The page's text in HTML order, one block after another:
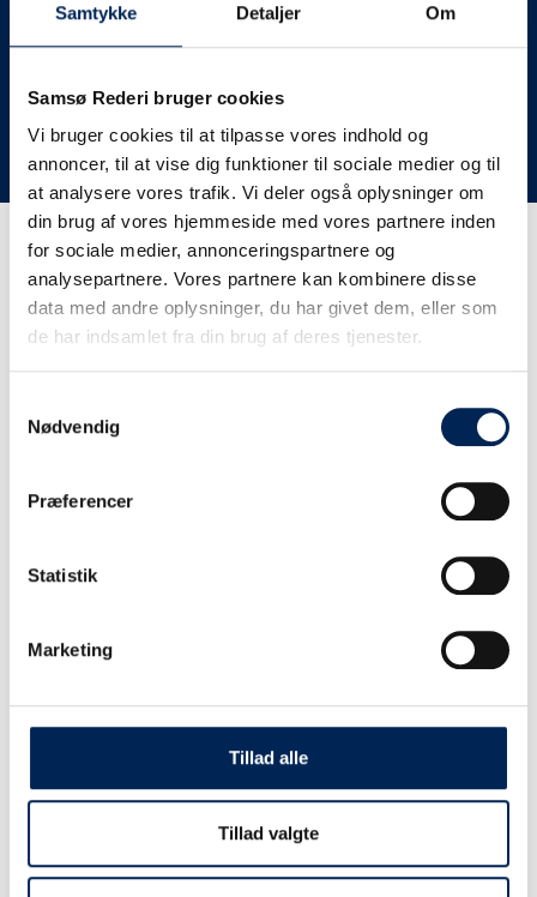
Samtykke Detaljer Om
Samsø Rederi bruger cookies
Vi bruger cookies til at tilpasse vores indhold og
annoncer, til at vise dig funktioner til sociale medier og til
at analysere vores trafik. Vi deler også oplysninger om
din brug af vores hjemmeside med vores partnere inden
for sociale medier, annonceringspartnere og
analysepartnere. Vores partnere kan kombinere disse
data med andre oplysninger, du har givet dem, eller som
de har indsamlet fra din brug af deres tjenester.
Nødvendig
Præferencer
Statistik
Marketing
Tillad alle
Tillad valgte
her på siden og ikke ringe eller skrive til os, da vi ikke
har mere at fortælle end I kan læse her.
Vi takker for jeres forståelse.
Få trafikinformation på
sms
tjekke vores hjemmeside eller ringe til os.